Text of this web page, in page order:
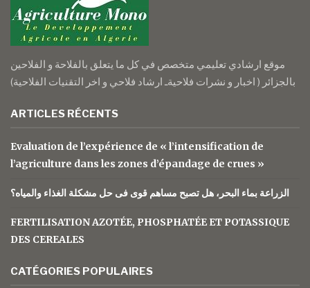
موقع ارشادي تعليمي متخصص في كل ما يتعلق بالفلاحة و الفلاحين
بالجزائر ( اخبار و نشرات فلاحيةـ ارشاد فلاحي و اخر التقنيات الفلاحية)
ARTICLES RÉCENTS
Evaluation de l’expérience de « l’intensification de
l’agriculture dans les zones d’épandage de crues »
الزراعة بماء البحر، هل تصبح مساهم قوى فى حل مشكلة الغذاء والمياه؟
FERTILISATION AZOTÉE, PHOSPHATÉE ET POTASSIQUE
DES CEREALES
CATÉGORIES POPULAIRES